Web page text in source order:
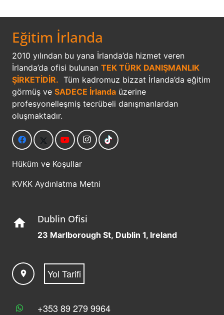
Eğitim İrlanda
2010 yılından bu yana İrlanda’da hizmet veren
İrlanda’da ofisi bulunan TEK TÜRK DANIŞMANLIK
ŞİRKETİDİR. Tüm kadromuz bizzat İrlanda’da eğitim
görmüş ve SADECE İrlanda üzerine
profesyonelleşmiş tecrübeli danışmanlardan
oluşmaktadır.
Hüküm ve Koşullar
KVKK Aydınlatma Metni
home Dublin Ofisi
23 Marlborough St, Dublin 1, Ireland
location_on Yol Tarifi
+353 89 279 9964